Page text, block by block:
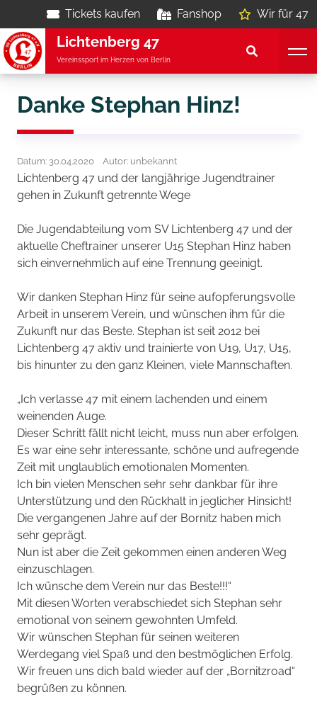
Tickets kaufen Fanshop Wir für 47
Lichtenberg 47
Vereinssport im Herzen von Berlin
Danke Stephan Hinz!
Datum: 30.04.2020 Autor: unbekannt
Lichtenberg 47 und der langjährige Jugendtrainer
gehen in Zukunft getrennte Wege
Die Jugendabteilung vom SV Lichtenberg 47 und der
aktuelle Cheftrainer unserer U15 Stephan Hinz haben
sich einvernehmlich auf eine Trennung geeinigt.
Wir danken Stephan Hinz für seine aufopferungsvolle
Arbeit in unserem Verein, und wünschen ihm für die
Zukunft nur das Beste. Stephan ist seit 2012 bei
Lichtenberg 47 aktiv und trainierte von U19, U17, U15,
bis hinunter zu den ganz Kleinen, viele Mannschaften.
„Ich verlasse 47 mit einem lachenden und einem
weinenden Auge.
Dieser Schritt fällt nicht leicht, muss nun aber erfolgen.
Es war eine sehr interessante, schöne und aufregende
Zeit mit unglaublich emotionalen Momenten.
Ich bin vielen Menschen sehr sehr dankbar für ihre
Unterstützung und den Rückhalt in jeglicher Hinsicht!
Die vergangenen Jahre auf der Bornitz haben mich
sehr geprägt.
Nun ist aber die Zeit gekommen einen anderen Weg
einzuschlagen.
Ich wünsche dem Verein nur das Beste!!!“
Mit diesen Worten verabschiedet sich Stephan sehr
emotional von seinem gewohnten Umfeld.
Wir wünschen Stephan für seinen weiteren
Werdegang viel Spaß und den bestmöglichen Erfolg.
Wir freuen uns dich bald wieder auf der „Bornitzroad“
begrüßen zu können.